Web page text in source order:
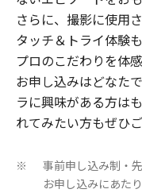
さらに、撮影に使用
タッチ＆トライ体験
プロのこだわりを体
お申し込みはどなた
ラに興味がある方は
れてみたい方もぜひ
※
事前申し込み制・先
お申し込みにあた